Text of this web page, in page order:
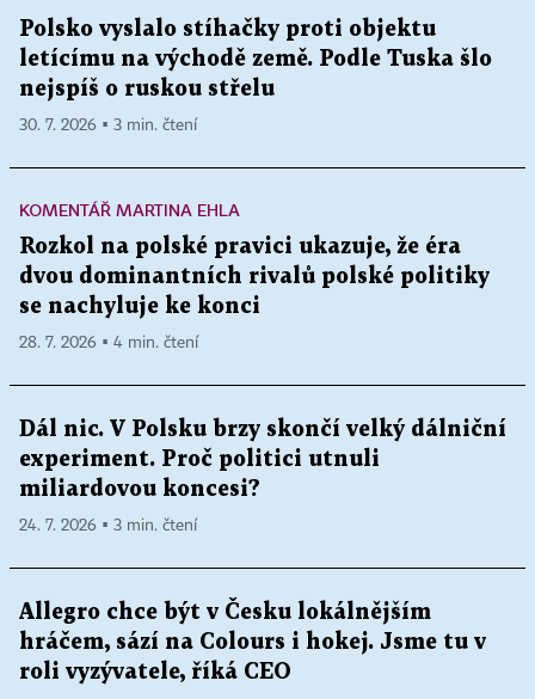
Polsko vyslalo stíhačky proti objektu
letícímu na východě země. Podle Tuska šlo
nejspíš o ruskou střelu
30. 7. 2026 ▪ 3 min. čtení
KOMENTÁŘ MARTINA EHLA
Rozkol na polské pravici ukazuje, že éra
dvou dominantních rivalů polské politiky
se nachyluje ke konci
28. 7. 2026 ▪ 4 min. čtení
Dál nic. V Polsku brzy skončí velký dálniční
experiment. Proč politici utnuli
miliardovou koncesi?
24. 7. 2026 ▪ 3 min. čtení
Allegro chce být v Česku lokálnějším
hráčem, sází na Colours i hokej. Jsme tu v
roli vyzývatele, říká CEO